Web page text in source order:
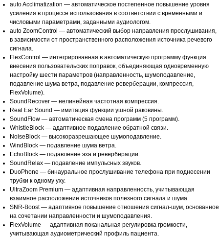
auto Acclimatization — автоматическое постепенное повышение уровня
усиления в процессе использования в соответствии с временными и
числовыми параметрами, заданными аудиологом.
auto ZoomControl — автоматический выбор направления прослушивания,
в зависимости от пространственного расположения источника речевого
сигнала.
FlexControl — интегрированная в автоматическую программу функция
внесения пользовательских поправок, объединяющая одновременную
настройку шести параметров (направленность, шумоподавление,
подавление шума ветра, подавление реверберации, компрессия,
FlexVolume).
SoundRecover — нелинейная частотная компрессия.
Real Ear Sound — имитация функции ушной раковины.
SoundFlow — автоматическая смена программ (5 программ).
WhistleBlock — адаптивное подавление обратной связи.
NoiseBlock — высокоразрешающее шумоподавление.
WindBlock — подавление шума ветра.
EchoBlock — подавление эха и реверберации.
SoundRelax — подавление импульсных звуков.
DuoPhone — бинауральное прослушивание телефона при поднесении
трубки к одному уху.
UltraZoom Premium — адаптивная направленность, учитывающая
взаимное расположение источников полезного сигнала и шума.
SNR-Boost — адаптивное повышение отношения сигнал-шум, основанное
на сочетании направленности и шумоподавления.
FlexVolume — адаптивная поканальная регулировка громкости,
учитывающая аудиометрический профиль пациента.